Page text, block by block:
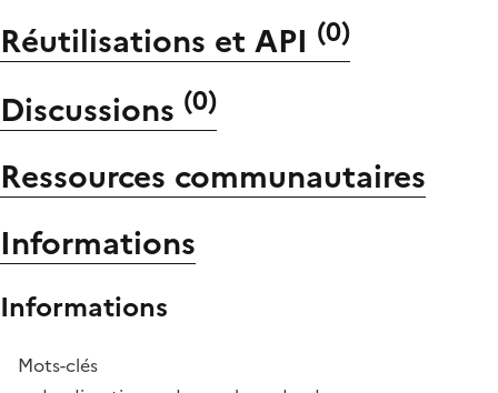
Réutilisations et API (0)
Discussions (0)
Ressources communautaires
Informations
Informations
Mots-clés